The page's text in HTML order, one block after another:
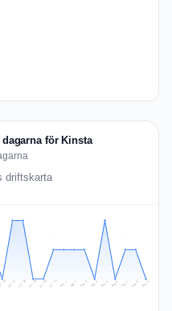
dagarna för Kinsta
driftskarta
26 Jul 27 Jul 28 Jul 29 Jul 30 Jul 31 Aug 1 Aug 2 Aug 3 Aug 4 Aug 5 Aug 6 Aug 7 Aug 8 Aug 9